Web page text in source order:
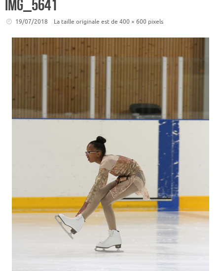
IMG_5641
19/07/2018 La taille originale est de 400 × 600 pixels